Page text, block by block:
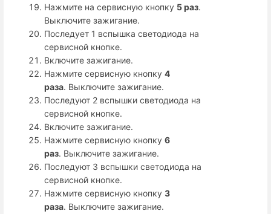
Нажмите на сервисную кнопку 5 раз.
Выключите зажигание.
Последует 1 вспышка светодиода на
сервисной кнопке.
Включите зажигание.
Нажмите сервисную кнопку4
раза. Выключите зажигание.
Последуют 2 вспышки светодиода на
сервисной кнопке.
Включите зажигание.
Нажмите сервисную кнопку6
раз. Выключите зажигание.
Последуют 3 вспышки светодиода на
сервисной кнопке.
Нажмите сервисную кнопку3
раза. Выключите зажигание.